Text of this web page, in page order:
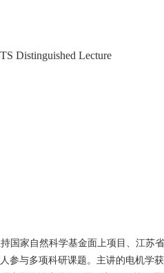
Distinguished Lecture
国家自然科学基金面上项目 、江苏
参与多项科研课题 。 主讲的电机学获